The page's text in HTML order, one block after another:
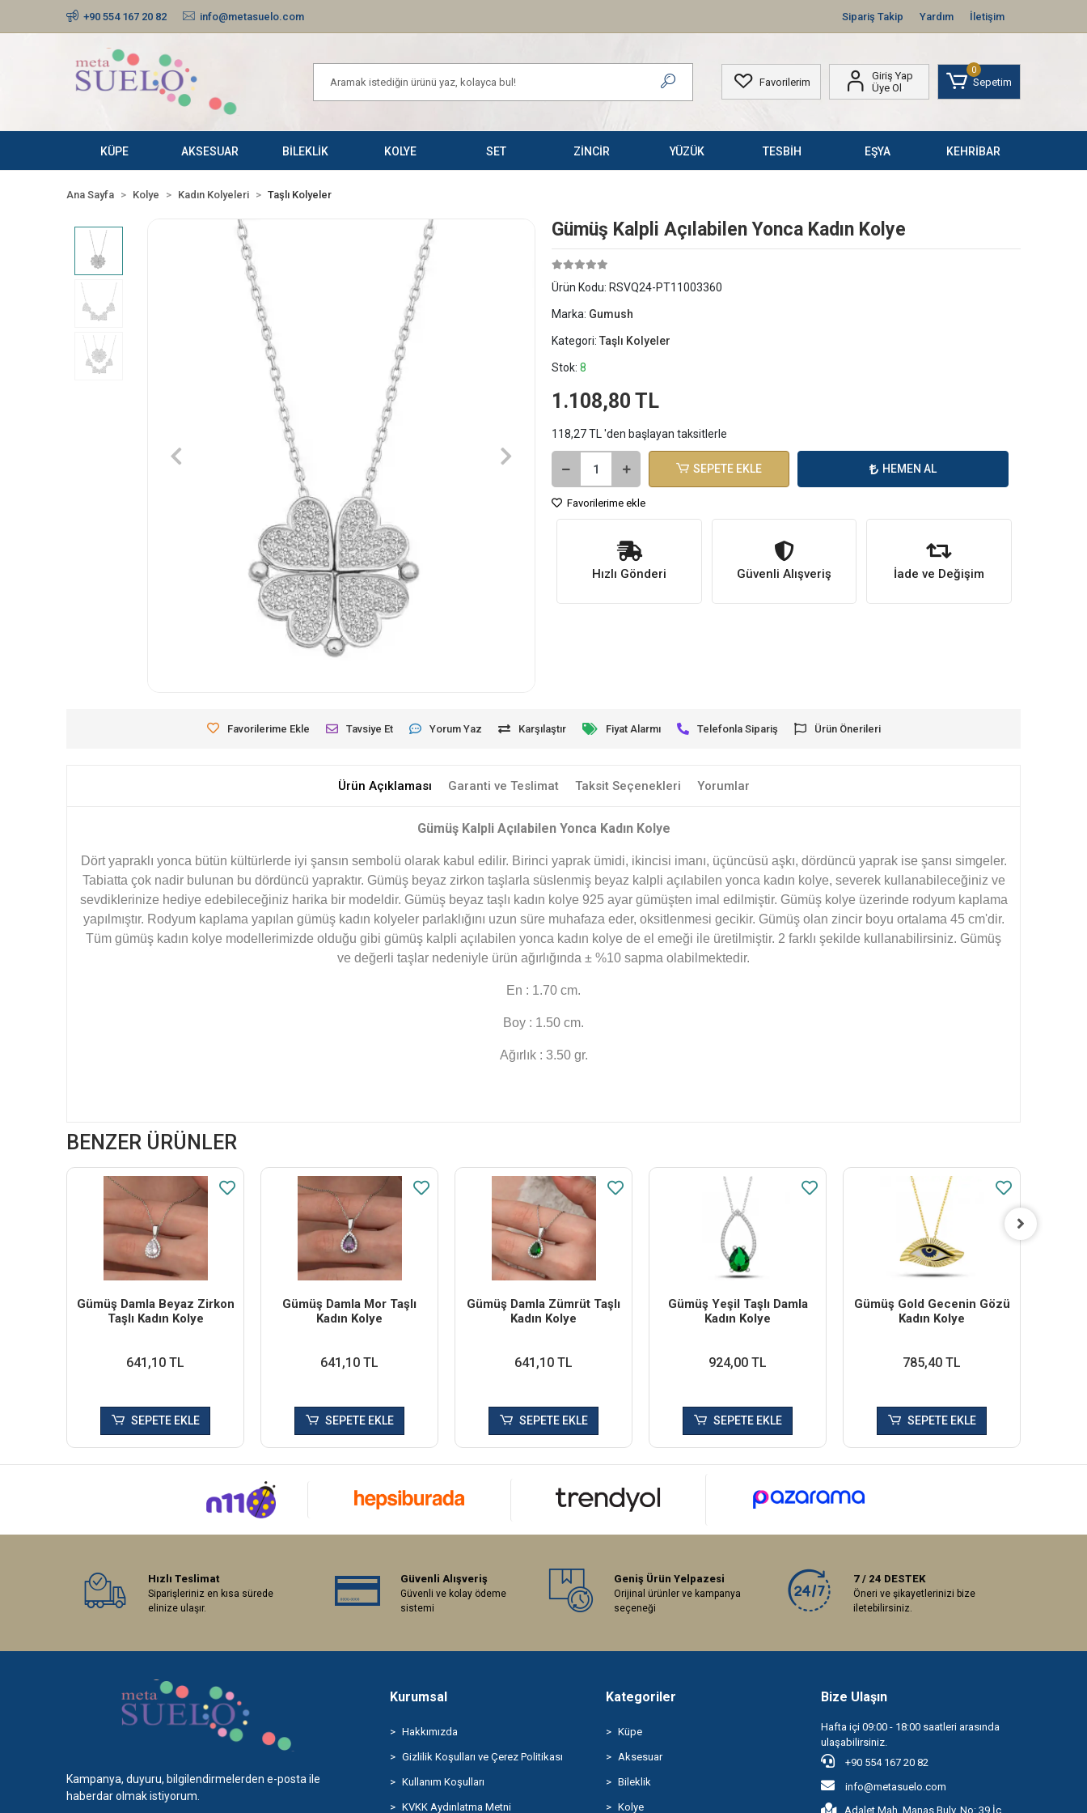
+90 554 167 20 82 info@metasuelo.com Sipariş Takip Yardım İletişim
Favorilerim
Giriş Yap
Üye Ol
0
Sepetim
KÜPE AKSESUAR BİLEKLİK KOLYE SET ZİNCİR YÜZÜK TESBİH EŞYA KEHRİBAR
Ana Sayfa Kolye Kadın Kolyeleri Taşlı Kolyeler
Gümüş Kalpli Açılabilen Yonca Kadın Kolye
Ürün Kodu: RSVQ24-PT11003360
Marka: Gumush
Kategori: Taşlı Kolyeler
Stok: 8
1.108,80 TL
118,27 TL 'den başlayan taksitlerle
SEPETE EKLE HEMEN AL
Favorilerime ekle
Hızlı Gönderi Güvenli Alışveriş İade ve Değişim
Favorilerime Ekle Tavsiye Et Yorum Yaz Karşılaştır Fiyat Alarmı Telefonla Sipariş Ürün Önerileri
Ürün Açıklaması Garanti ve Teslimat Taksit Seçenekleri Yorumlar
Gümüş Kalpli Açılabilen Yonca Kadın Kolye
Dört yapraklı yonca bütün kültürlerde iyi şansın sembolü olarak kabul edilir. Birinci yaprak ümidi, ikincisi imanı, üçüncüsü aşkı, dördüncü yaprak ise şansı simgeler.
Tabiatta çok nadir bulunan bu dördüncü yapraktır. Gümüş beyaz zirkon taşlarla süslenmiş beyaz kalpli açılabilen yonca kadın kolye, severek kullanabileceğiniz ve
sevdiklerinize hediye edebileceğiniz harika bir modeldir. Gümüş beyaz taşlı kadın kolye 925 ayar gümüşten imal edilmiştir. Gümüş kolye üzerinde rodyum kaplama
yapılmıştır. Rodyum kaplama yapılan gümüş kadın kolyeler parlaklığını uzun süre muhafaza eder, oksitlenmesi gecikir. Gümüş olan zincir boyu ortalama 45 cm'dir.
Tüm gümüş kadın kolye modellerimizde olduğu gibi gümüş kalpli açılabilen yonca kadın kolye de el emeği ile üretilmiştir. 2 farklı şekilde kullanabilirsiniz. Gümüş
ve değerli taşlar nedeniyle ürün ağırlığında ± %10 sapma olabilmektedir.
En : 1.70 cm.
Boy : 1.50 cm.
Ağırlık : 3.50 gr.
BENZER ÜRÜNLER
Gümüş Damla Beyaz Zirkon
Taşlı Kadın Kolye
641,10 TL
SEPETE EKLE
Gümüş Damla Mor Taşlı
Kadın Kolye
641,10 TL
SEPETE EKLE
Gümüş Damla Zümrüt Taşlı
Kadın Kolye
641,10 TL
SEPETE EKLE
Gümüş Yeşil Taşlı Damla
Kadın Kolye
924,00 TL
SEPETE EKLE
Gümüş Gold Gecenin Gözü
Kadın Kolye
785,40 TL
SEPETE EKLE
Hızlı Teslimat
Siparişleriniz en kısa sürede
elinize ulaşır.
Güvenli Alışveriş
Güvenli ve kolay ödeme
sistemi
Geniş Ürün Yelpazesi
Orijinal ürünler ve kampanya
seçeneği
7 / 24 DESTEK
Öneri ve şikayetlerinizi bize
iletebilirsiniz.
Kampanya, duyuru, bilgilendirmelerden e-posta ile
haberdar olmak istiyorum.
Kurumsal
Hakkımızda
Gizlilik Koşulları ve Çerez Politikası
Kullanım Koşulları
KVKK Aydınlatma Metni
Kategoriler
Küpe
Aksesuar
Bileklik
Kolye
Bize Ulaşın
Hafta içi 09:00 - 18:00 saatleri arasında
ulaşabilirsiniz.
+90 554 167 20 82
info@metasuelo.com
Adalet Mah. Manas Bulv. No: 39 İç